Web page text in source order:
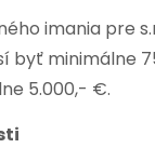
imania pre
byť minimálne
5.000,- €.